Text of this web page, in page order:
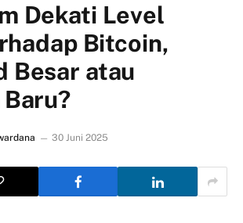
Dekati Level
Bitcoin,
Besar atau
30 Juni 2025